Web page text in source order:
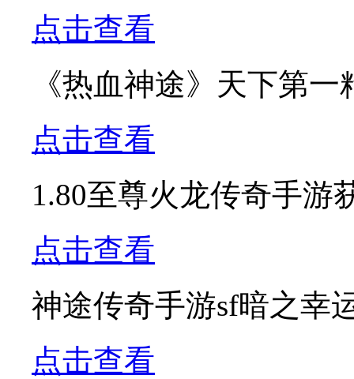
点击查看
《热血神途》天下第
点击查看
1.80至尊火龙传奇手游
点击查看
神途传奇手游sf暗之幸
点击查看